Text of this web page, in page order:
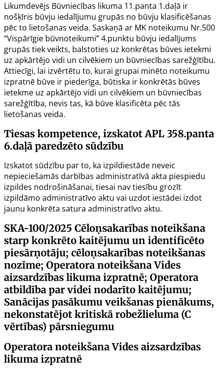
Likumdevējs Būvniecības likuma 11.panta 1.daļā ir
nošķīris būvju iedalījumu grupās no būvju klasificēšanas
pēc to lietošanas veida. Saskaņā ar MK noteikumu Nr.500
“Vispārīgie būvnoteikumi”4.punktu būvju iedalījums
grupās tiek veikts, balstoties uz konkrētas būves ietekmi
uz apkārtējo vidi un cilvēkiem un būvniecības sarežģītību.
Attiecīgi, lai izvērtētu to, kurai grupai minēto noteikumu
izpratnē būve ir piederīga, būtiska ir konkrētās būves
ietekme uz apkārtējo vidi un cilvēkiem un būvniecības
sarežģītība, nevis tas, kā būve klasificēta pēc tās
lietošanas veida.
Tiesas kompetence, izskatot APL 358.panta
6.daļā paredzēto sūdzību
Izskatot sūdzību par to, ka izpildiestāde neveic
nepieciešamās darbības administratīvā akta piespiedu
izpildes nodrošināšanai, tiesai nav tiesību grozīt
izpildāmo administratīvo aktu vai uzdot iestādei izdot
jaunu konkrēta satura administratīvo aktu.
SKA-100/2025 Cēloņsakarības noteikšana
starp konkrēto kaitējumu un identificēto
piesārņotāju; cēloņsakarības noteikšanas
nozīme; Operatora noteikšana Vides
aizsardzības likuma izpratnē; Operatora
atbildība par videi nodarīto kaitējumu;
Sanācijas pasākumu veikšanas pienākums,
nekonstatējot kritiskā robežlieluma (C
vērtības) pārsniegumu
Operatora noteikšana Vides aizsardzības
likuma izpratnē